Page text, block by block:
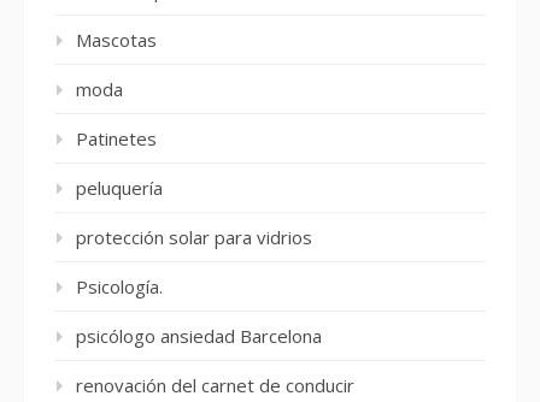
Mascotas
moda
Patinetes
peluquería
protección solar para vidrios
Psicología.
psicólogo ansiedad Barcelona
renovación del carnet de conducir